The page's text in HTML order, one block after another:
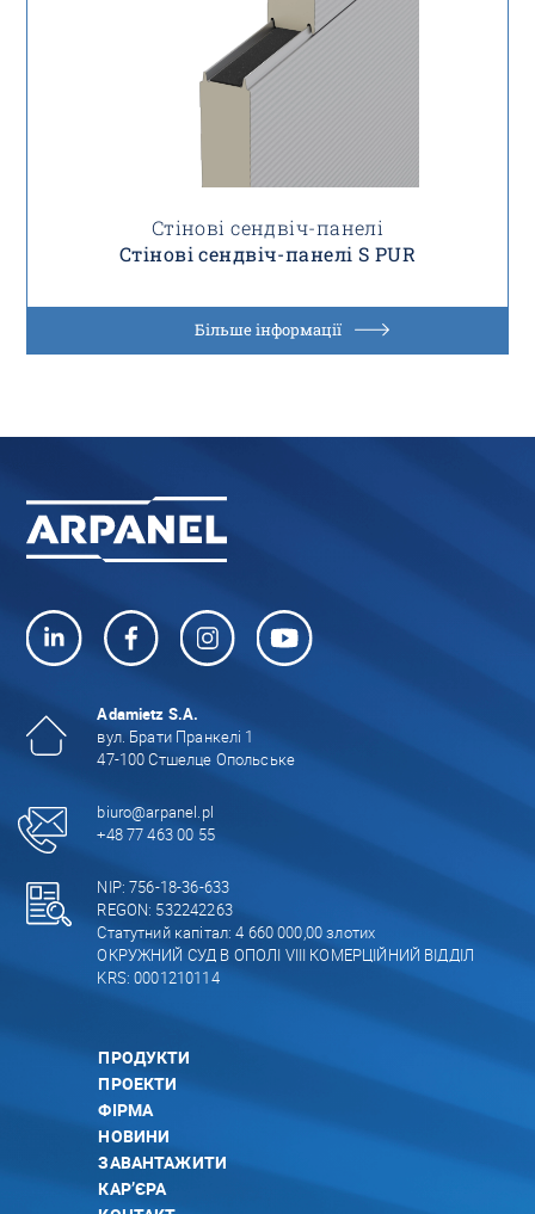
Стінові сендвіч-панелі
Стінові сендвіч-панелі S PUR
Більше інформації
Adamietz S.A.
вул. Брати Пранкелі 1
47-100 Стшелце Опольське
biuro@arpanel.pl
+48 77 463 00 55
NIP: 756-18-36-633
REGON: 532242263
Статутний капітал: 4 660 000,00 злотих
ОКРУЖНИЙ СУД В ОПОЛІ VIII КОМЕРЦІЙНИЙ ВІДДІЛ
KRS: 0001210114
ПРОДУКТИ
ПРОЕКТИ
ФІРМА
НОВИНИ
ЗАВАНТАЖИТИ
КАР’ЄРА